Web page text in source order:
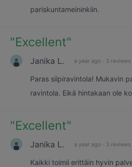
pariskuntameininkiin.
"Excellent"
Janika L. a year ago · 3 reviews
Paras siipiravintola! Mukavin
ravintola. Eikä hintakaan ole
"Excellent"
Janika L. a year ago · 3 reviews
Kaikki toimii erittäin hyvin